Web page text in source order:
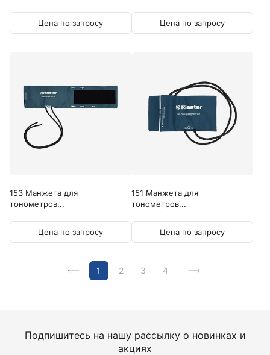
Цена по запросу Цена по запросу
153 Манжета для
тонометров...
Цена по запросу
151 Манжета для
тонометров...
Цена по запросу
1 2 3 4
Подпишитесь на нашу рассылку о новинках и
акциях